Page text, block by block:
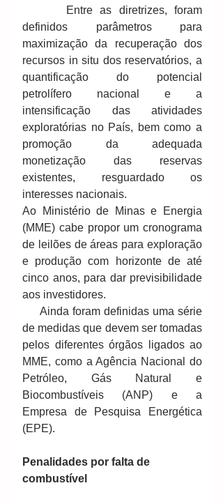
definidos parâmetros para
maximização da recuperação dos
recursos in situ dos reservatórios, a
quantificação do potencial
petrolífero nacional e a
intensificação das atividades
exploratórias no País, bem como a
promoção da adequada
monetização das reservas
existentes, resguardado os
interesses nacionais.
Ao Ministério de Minas e Energia
(MME) cabe propor um cronograma
de leilões de áreas para exploração
e produção com horizonte de até
cinco anos, para dar previsibilidade
aos investidores.
de medidas que devem ser tomadas
pelos diferentes órgãos ligados ao
MME, como a Agência Nacional do
Petróleo, Gás Natural e
Biocombustíveis (ANP) e a
Empresa de Pesquisa Energética
(EPE).
Penalidades por falta de
combustível